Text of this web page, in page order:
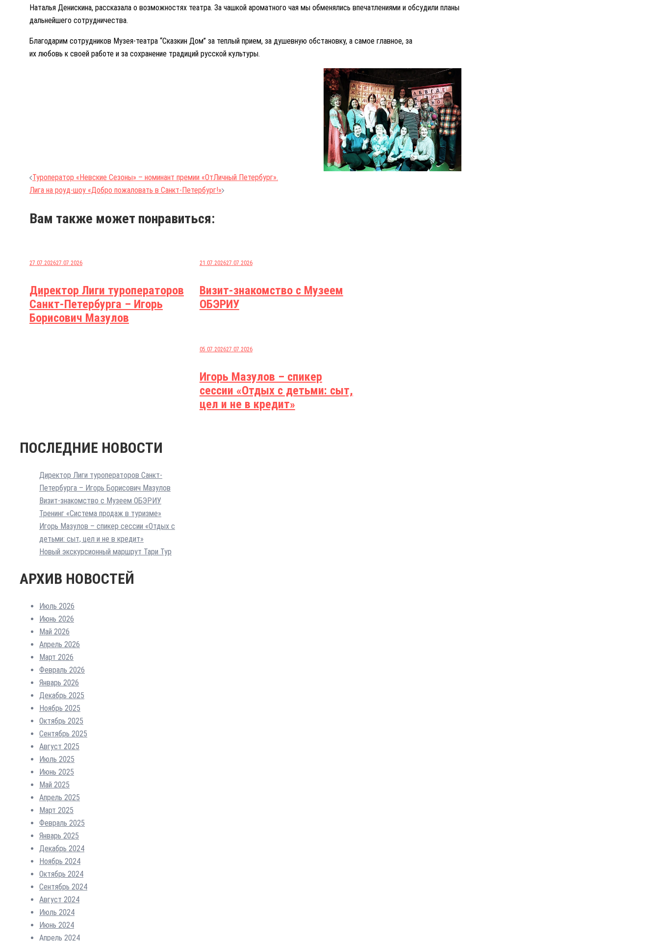
Наталья Денискина, рассказала о возможностях театра. За чашкой ароматного чая мы обменялись впечатлениями и обсудили планы
дальнейшего сотрудничества.
Благодарим сотрудников Музея-театра “Сказкин Дом” за теплый прием, за душевную обстановку, а самое главное, за
их любовь к своей работе и за сохранение традиций русской культуры.
Навигация
по
записям
Туроператор «Невские Сезоны» – номинант премии «ОтЛичный Петербург».
Лига на роуд-шоу «Добро пожаловать в Санкт-Петербург!»
Вам также может понравиться:
27.07.202627.07.2026
Директор Лиги туроператоров
Санкт-Петербурга – Игорь
Борисович Мазулов
21.07.202627.07.2026
Визит-знакомство с Музеем
ОБЭРИУ
05.07.202627.07.2026
Игорь Мазулов – спикер
сессии «Отдых с детьми: сыт,
цел и не в кредит»
ПОСЛЕДНИЕ НОВОСТИ
Директор Лиги туроператоров Санкт-
Петербурга – Игорь Борисович Мазулов
Визит-знакомство с Музеем ОБЭРИУ
Тренинг «Система продаж в туризме»
Игорь Мазулов – спикер сессии «Отдых с
детьми: сыт, цел и не в кредит»
Новый экскурсионный маршрут Тари Тур
АРХИВ НОВОСТЕЙ
Июль 2026
Июнь 2026
Май 2026
Апрель 2026
Март 2026
Февраль 2026
Январь 2026
Декабрь 2025
Ноябрь 2025
Октябрь 2025
Сентябрь 2025
Август 2025
Июль 2025
Июнь 2025
Май 2025
Апрель 2025
Март 2025
Февраль 2025
Январь 2025
Декабрь 2024
Ноябрь 2024
Октябрь 2024
Сентябрь 2024
Август 2024
Июль 2024
Июнь 2024
Апрель 2024